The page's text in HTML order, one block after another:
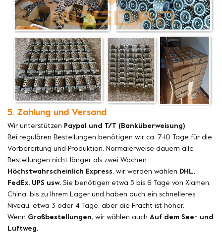
5. Zahlung und Versand
Wir unterstützen Paypal und T/T (Banküberweisung)
Bei regulären Bestellungen benötigen wir ca. 7-10 Tage für die
Vorbereitung und Produktion. Normalerweise dauern alle
Bestellungen nicht länger als zwei Wochen.
Höchstwahrscheinlich Express, wir werden wählen DHL,
FedEx, UPS usw. Sie benötigen etwa 5 bis 6 Tage von Xiamen,
China, bis zu Ihrem Lager und haben auch ein schnelleres
Niveau. etwa 3 oder 4 Tage, aber die Fracht ist höher.
Wenn Großbestellungen, wir wählen auch Auf dem See- und
Luftweg.